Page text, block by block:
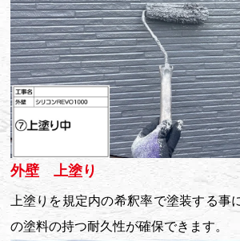
外壁 上塗り
上塗りを規定内の希釈率で塗装する事
の塗料の持つ耐久性が確保できます。